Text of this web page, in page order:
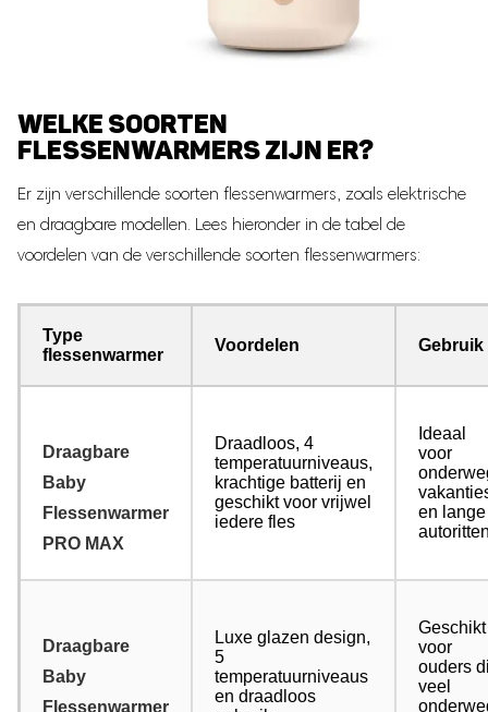
WELKE SOORTEN
FLESSENWARMERS ZIJN ER?
Er zijn verschillende soorten flessenwarmers, zoals elektrische
en draagbare modellen. Lees hieronder in de tabel de
voordelen van de verschillende soorten flessenwarmers:
Type
flessenwarmer
Voordelen Gebruik
Draagbare
Baby
Flessenwarmer
PRO MAX
Draadloos, 4
temperatuurniveaus,
krachtige batterij en
geschikt voor vrijwel
iedere fles
Ideaal
voor
en lange
Draagbare
Baby
Flessenwarmer
Luxe glazen design,
5
temperatuurniveaus
en draadloos
Geschikt
voor
ouders
veel